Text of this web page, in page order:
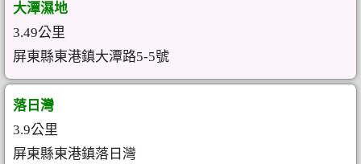
大潭濕地
3.49公里
屏東縣東港鎮大潭路5-5號
落日灣
3.9公里
屏東縣東港鎮落日灣